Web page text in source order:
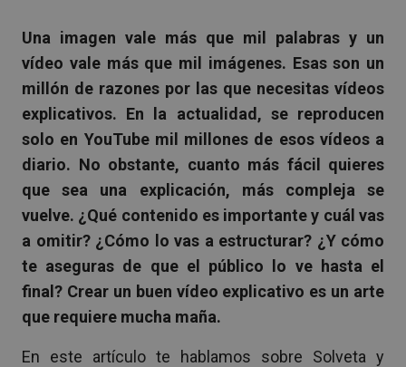
Una imagen vale más que mil palabras y un
vídeo vale más que mil imágenes. Esas son un
millón de razones por las que necesitas vídeos
explicativos. En la actualidad, se reproducen
solo en YouTube mil millones de esos vídeos a
diario. No obstante, cuanto más fácil quieres
que sea una explicación, más compleja se
vuelve. ¿Qué contenido es importante y cuál vas
a omitir? ¿Cómo lo vas a estructurar? ¿Y cómo
te aseguras de que el público lo ve hasta el
final? Crear un buen vídeo explicativo es un arte
que requiere mucha maña.
En este artículo te hablamos sobre Solveta y